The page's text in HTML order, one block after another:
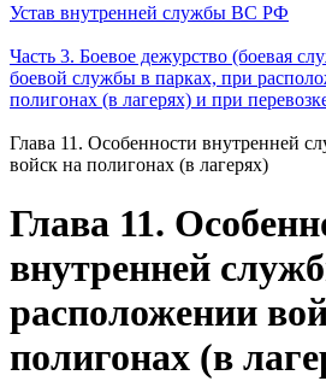
Устав внутренней службы ВС РФ
Часть 3. Боевое дежурство (боевая
боевой службы в парках, при
полигонах (в лагерях) и при
Глава 11. Особенности внутренней
войск на полигонах (в лагерях)
Глава 11.
внутренней
расположении
полигонах (в